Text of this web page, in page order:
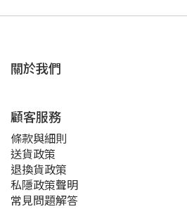
關於我們
顧客服務
條款與細則
送貨政策
退換貨政策
私隱政策聲明
常見問題解答